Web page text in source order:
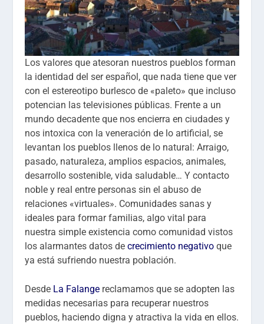
Los valores que atesoran nuestros pueblos forman
la identidad del ser español, que nada tiene que ver
con el estereotipo burlesco de «paleto» que incluso
potencian las televisiones públicas. Frente a un
mundo decadente que nos encierra en ciudades y
nos intoxica con la veneración de lo artificial, se
levantan los pueblos llenos de lo natural: Arraigo,
pasado, naturaleza, amplios espacios, animales,
desarrollo sostenible, vida saludable… Y contacto
noble y real entre personas sin el abuso de
relaciones «virtuales». Comunidades sanas y
ideales para formar familias, algo vital para
nuestra simple existencia como comunidad vistos
los alarmantes datos decrecimiento negativo que
ya está sufriendo nuestra población.
Desde La Falange reclamamos que se adopten las
medidas necesarias para recuperar nuestros
pueblos, haciendo digna y atractiva la vida en ellos.